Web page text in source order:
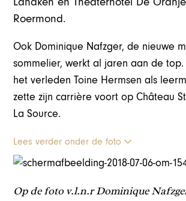
Roermond.
Ook Dominique Nafzger, de nieuwe
sommelier, werkt al jaren aan de
het verleden Toine Hermsen als
zette zijn carrière voort op Château
La Source.
Lees verder onder de foto
Op de foto v.l.n.r Dominique